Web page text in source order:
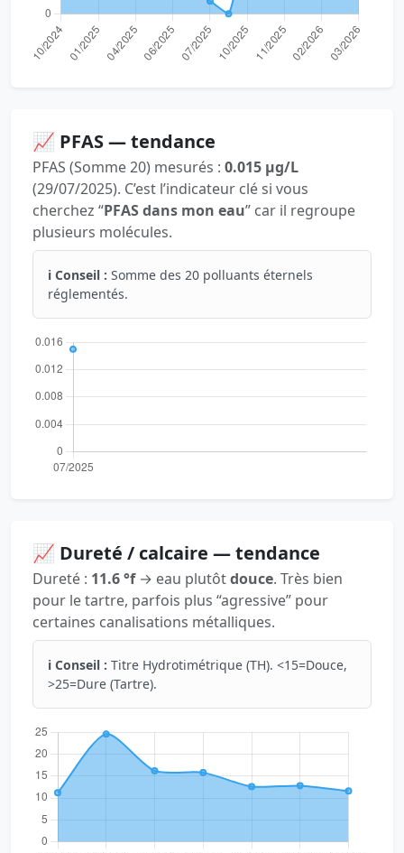
📈 PFAS — tendance
PFAS (Somme 20) mesurés : 0.015 µg/L
(29/07/2025). C’est l’indicateur clé si vous
cherchez “PFAS dans mon eau” car il regroupe
plusieurs molécules.
ℹ️ Conseil : Somme des 20 polluants éternels
réglementés.
📈 Dureté / calcaire — tendance
Dureté : 11.6 °f→ eau plutôtdouce. Très bien
pour le tartre, parfois plus “agressive” pour
certaines canalisations métalliques.
ℹ️ Conseil : Titre Hydrotimétrique (TH). <15=Douce,
>25=Dure (Tartre).